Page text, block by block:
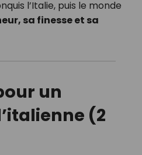
l’Italie, puis le monde
sa finesse et sa
un
(2